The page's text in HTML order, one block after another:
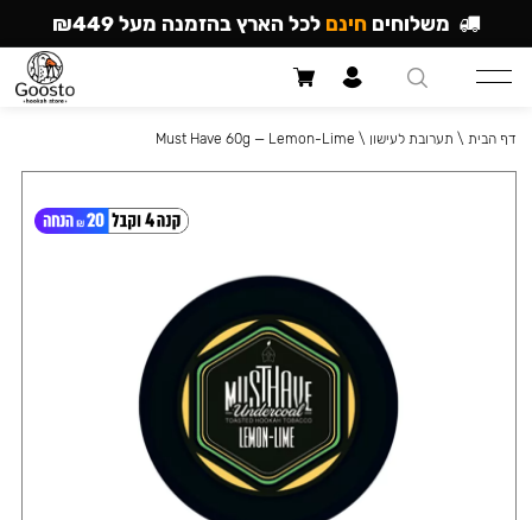
דף הבית \ תערובת לעישון \
Must Have 60g — Lemon-Lime
משלוחים חינם לכל הארץ בהזמנה מעל ₪449